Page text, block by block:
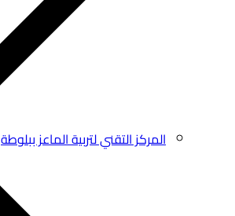
المركز التقني لتربية الماعز ببلوطة